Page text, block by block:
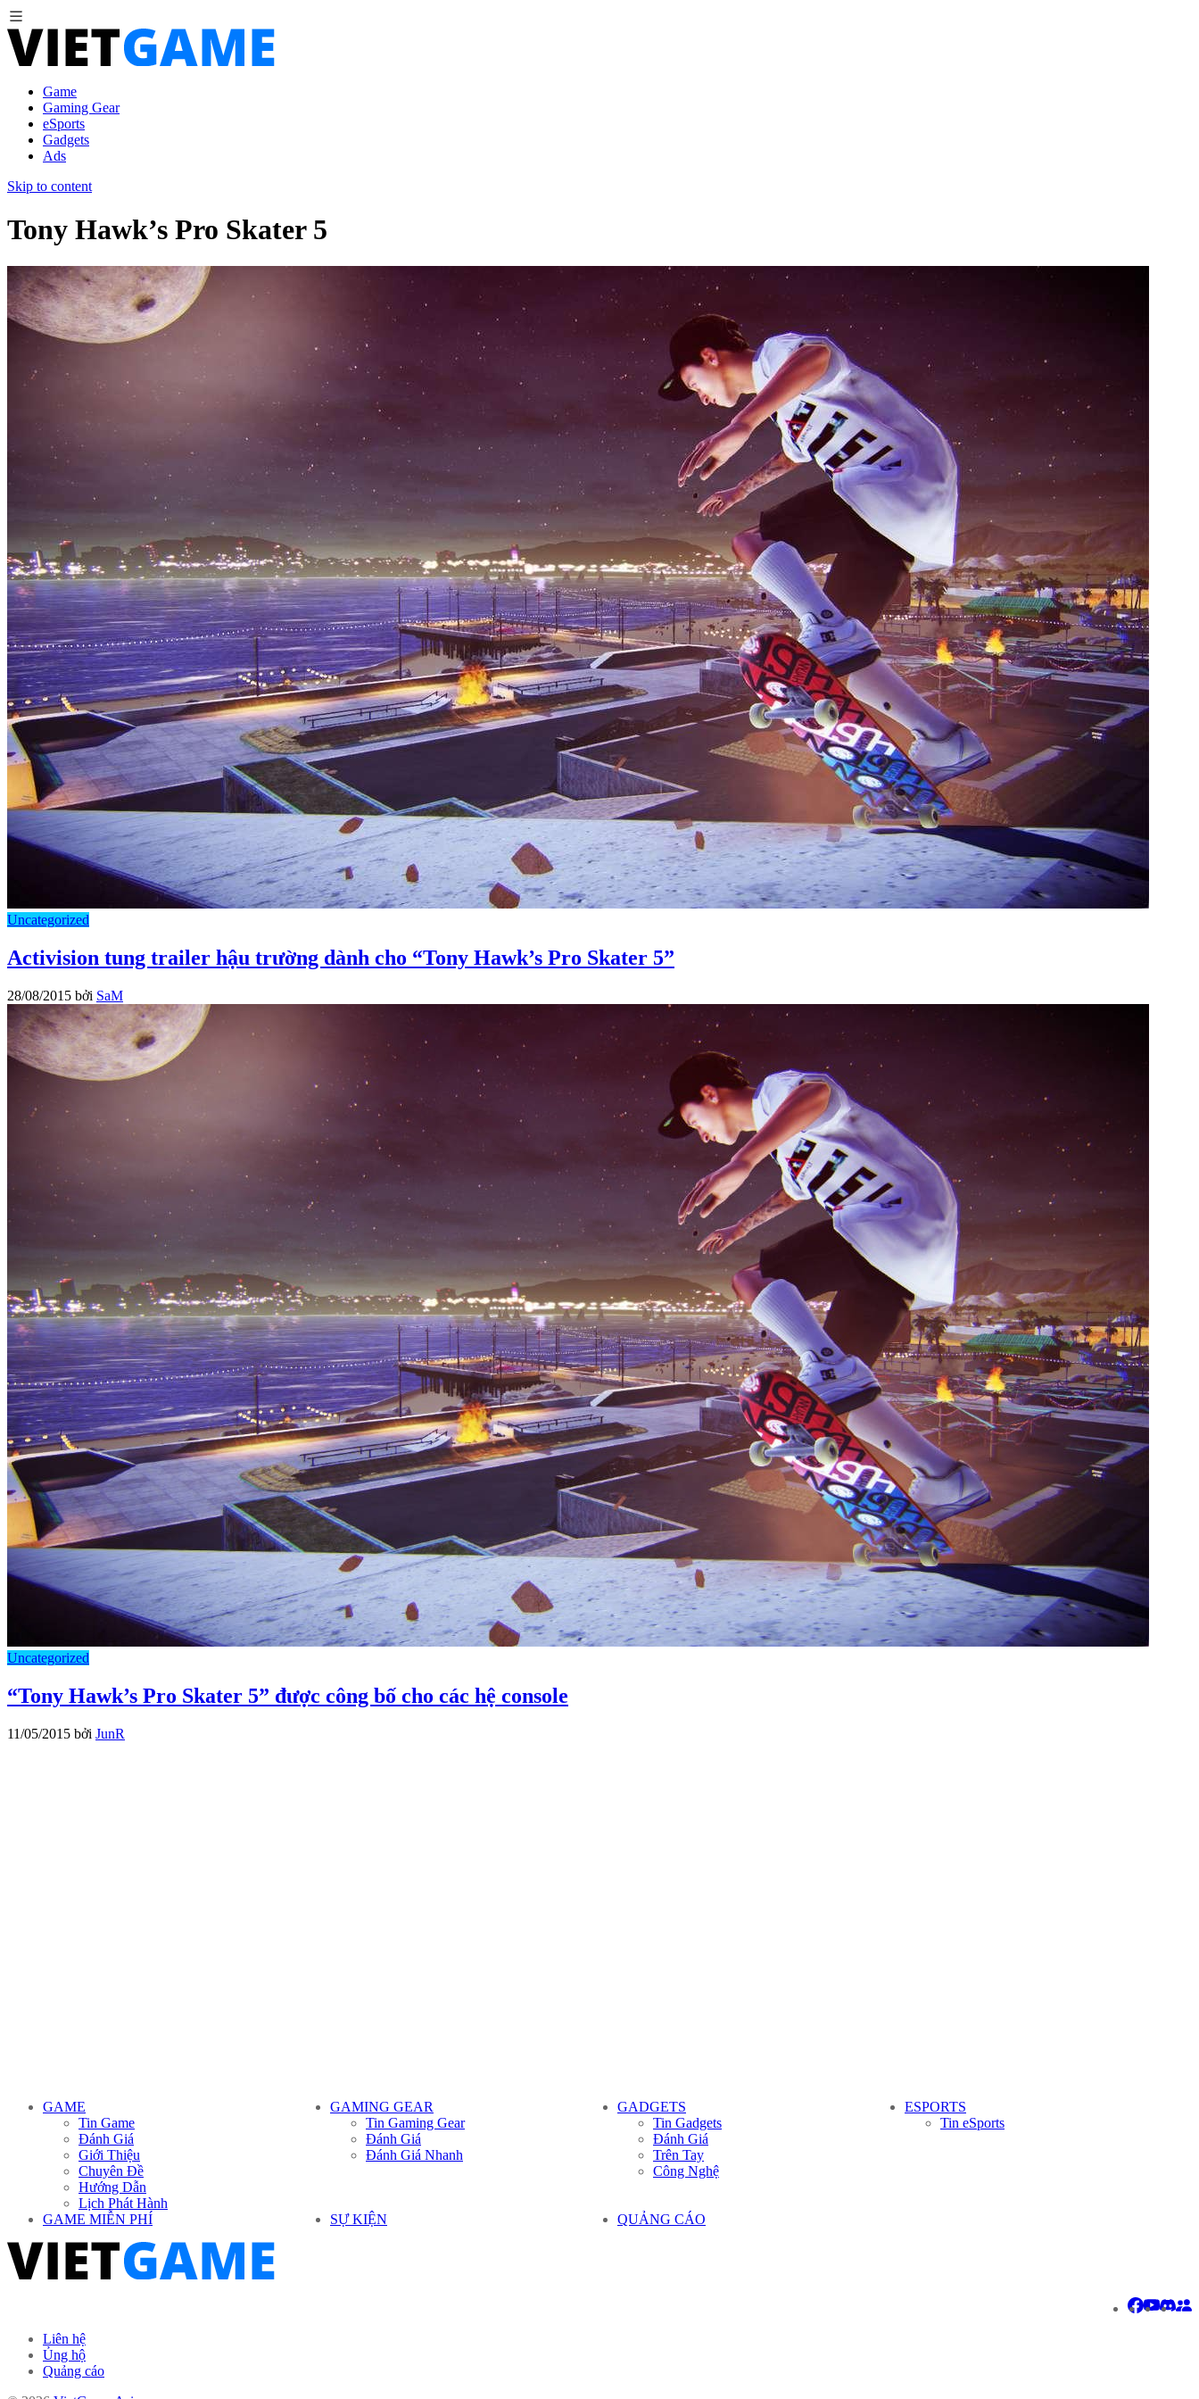
Game
Gaming Gear
eSports
Gadgets
Ads
Skip to content
Tony Hawk’s Pro Skater 5
Uncategorized
Activision tung trailer hậu trường dành cho “Tony Hawk’s Pro Skater 5”
28/08/2015 bởi SaM
Uncategorized
“Tony Hawk’s Pro Skater 5” được công bố cho các hệ console
11/05/2015 bởi JunR
GAME
Tin Game
Đánh Giá
Giới Thiệu
Chuyên Đề
Hướng Dẫn
Lịch Phát Hành
GAMING GEAR
Tin Gaming Gear
Đánh Giá
Đánh Giá Nhanh
GADGETS
Tin Gadgets
Đánh Giá
Trên Tay
Công Nghệ
ESPORTS
Tin eSports
GAME MIỄN PHÍ SỰ KIỆN QUẢNG CÁO
Liên hệ
Ủng hộ
Quảng cáo